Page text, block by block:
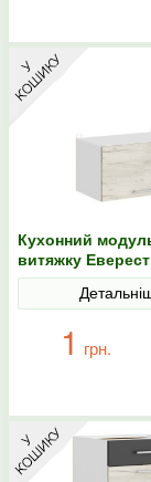
Кухонний
витяжку
дуб крафт
50х30х28
1 грн.